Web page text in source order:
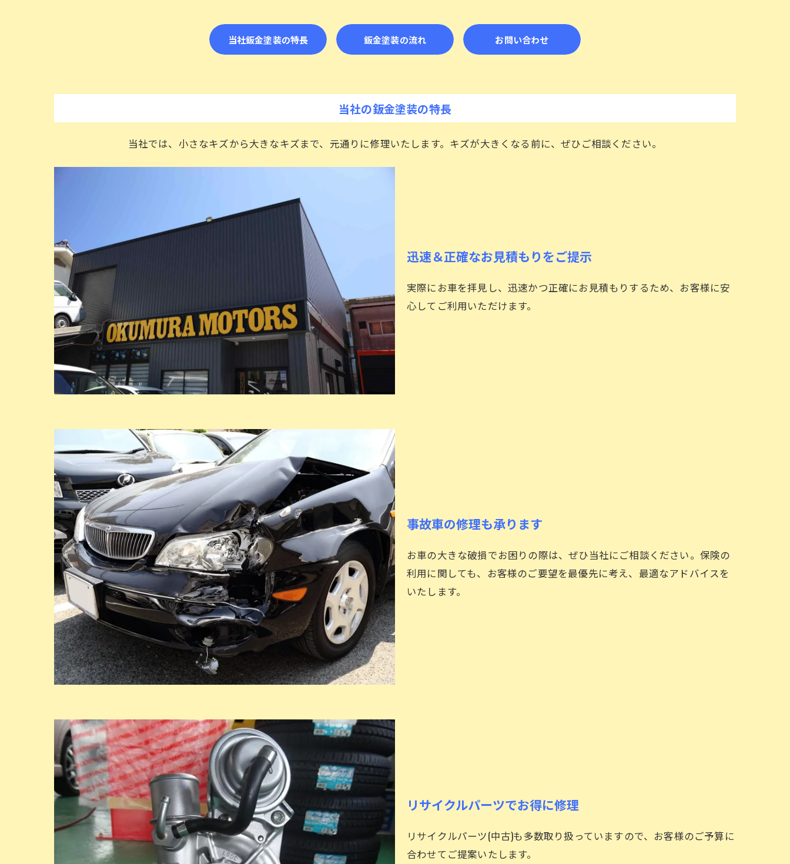
当社鈑金塗装の特長 鈑金塗装の流れ お問い合わせ
当社の鈑金塗装の特長
当社では、小さなキズから大きなキズまで、元通りに修理いたします。キズが大きくなる前に、ぜひご相談ください。
迅速＆正確なお見積もりをご提示
実際にお車を拝見し、迅速かつ正確にお見積もりするため、お客様に安
心してご利用いただけます。
事故車の修理も承ります
お車の大きな破損でお困りの際は、ぜひ当社にご相談ください。保険の
利用に関しても、お客様のご要望を最優先に考え、最適なアドバイスを
いたします。
リサイクルパーツでお得に修理
リサイクルパーツ(中古)も多数取り扱っていますので、お客様のご予算に
合わせてご提案いたします。
お問い合わせはこちら